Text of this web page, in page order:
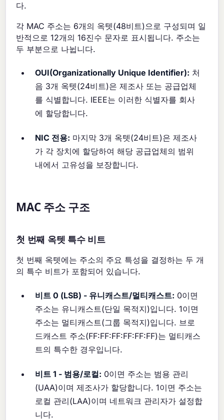
다.
각 MAC 주소는 6개의 옥텟(48비트)으로 구성되며 일
반적으로 12개의 16진수 문자로 표시됩니다. 주소는
두 부분으로 나뉩니다.
OUI(Organizationally Unique Identifier): 처
음 3개 옥텟(24비트)은 제조사 또는 공급업체
를 식별합니다. IEEE는 이러한 식별자를 회사
에 할당합니다.
NIC 전용: 마지막 3개 옥텟(24비트)은 제조사
가 각 장치에 할당하여 해당 공급업체의 범위
내에서 고유성을 보장합니다.
MAC 주소 구조
첫 번째 옥텟 특수 비트
첫 번째 옥텟에는 주소의 주요 특성을 결정하는 두 개
의 특수 비트가 포함되어 있습니다.
비트 0 (LSB) - 유니캐스트/멀티캐스트: 0이면
주소는 유니캐스트(단일 목적지)입니다. 1이면
주소는 멀티캐스트(그룹 목적지)입니다. 브로
드캐스트 주소(FF:FF:FF:FF:FF:FF)는 멀티캐스
트의 특수한 경우입니다.
비트 1 - 범용/로컬: 0이면 주소는 범용 관리
(UAA)이며 제조사가 할당합니다. 1이면 주소는
로컬 관리(LAA)이며 네트워크 관리자가 설정합
니다.